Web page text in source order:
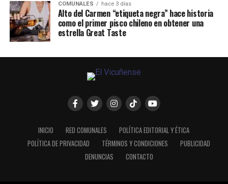
COMUNALES hace 3 días
Alto del Carmen “etiqueta negra” hace historia
como el primer pisco chileno en obtener una
estrella Great Taste
INICIO RED COMUNALES
POLÍTICA EDITORIAL Y ÉTICA
POLÍTICA DE PRIVACIDAD
TÉRMINOS Y CONDICIONES
PUBLICIDAD
DENUNCIAS
CONTACTO